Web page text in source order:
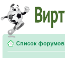
Список форумов